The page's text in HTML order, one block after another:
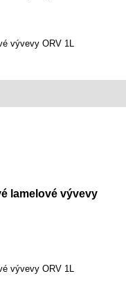
vývevy ORV 1L
lamelové vývevy
vývevy ORV 1L